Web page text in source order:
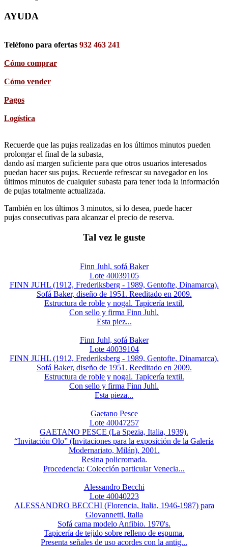
AYUDA
Teléfono para ofertas 932 463 241
Cómo comprar
Cómo vender
Pagos
Logística
Recuerde que las pujas realizadas en los últimos minutos pueden
prolongar el final de la subasta,
dando así margen suficiente para que otros usuarios interesados
puedan hacer sus pujas. Recuerde refrescar su navegador en los
últimos minutos de cualquier subasta para tener toda la información
de pujas totalmente actualizada.
También en los últimos 3 minutos, si lo desea, puede hacer
pujas consecutivas para alcanzar el precio de reserva.
Tal vez le guste
Finn Juhl, sofá Baker
Lote 40039105
FINN JUHL (1912, Frederiksberg - 1989, Gentofte, Dinamarca).
Sofá Baker, diseño de 1951. Reeditado en 2009.
Estructura de roble y nogal. Tapicería textil.
Con sello y firma Finn Juhl.
Esta piez...
Finn Juhl, sofá Baker
Lote 40039104
FINN JUHL (1912, Frederiksberg - 1989, Gentofte, Dinamarca).
Sofá Baker, diseño de 1951. Reeditado en 2009.
Estructura de roble y nogal. Tapicería textil.
Con sello y firma Finn Juhl.
Esta pieza...
Gaetano Pesce
Lote 40047257
GAETANO PESCE (La Spezia, Italia, 1939).
“Invitación Olo” (Invitaciones para la exposición de la Galería
Modernariato, Milán), 2001.
Resina policromada.
Procedencia: Colección particular Venecia...
Alessandro Becchi
Lote 40040223
ALESSANDRO BECCHI (Florencia, Italia, 1946-1987) para
Giovannetti, Italia
Sofá cama modelo Anfibio. 1970's.
Tapicería de tejido sobre relleno de espuma.
Presenta señales de uso acordes con la antig...